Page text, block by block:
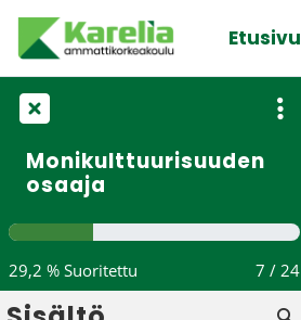
Etusivu
Monikulttuurisuuden
osaaja
29,2 % Suoritettu 7 / 24